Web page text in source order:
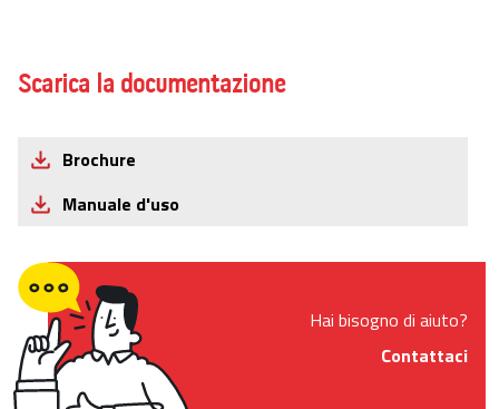
Scarica la documentazione
Brochure
Manuale d'uso
Hai bisogno di aiuto?
Contattaci